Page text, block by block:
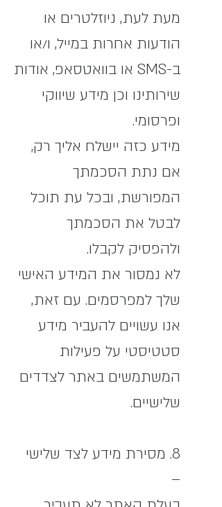
מעת לעת, ניוזלטרים או
הודעות אחרות במייל, ו/או
ב-SMS או בוואטסאפ, אודות
שירותינו וכן מידע שיווקי
ופרסומי.
מידע כזה יישלח אליך רק,
אם נתת הסכמתך
המפורשת, ובכל עת תוכל
לבטל את הסכמתך
ולהפסיק לקבלו.
לא נמסור את המידע האישי
שלך למפרסמים. עם זאת,
אנו עשויים להעביר מידע
סטטיסטי על פעילות
המשתמשים באתר לצדדים
שלישיים.
8. מסירת מידע לצד שלישי
–